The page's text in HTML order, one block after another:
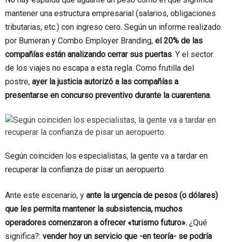
mantener una estructura empresarial (salarios, obligaciones
tributarias, etc.) con ingreso cero. Según un informe realizado
por Bumeran y Combo Employer Branding, el 20% de las
compañías están analizando cerrar sus puertas. Y el sector
de los viajes no escapa a esta regla. Como frutilla del
postre, ayer la justicia autorizó a las compañías a
presentarse en concurso preventivo durante la cuarentena.
Según coinciden los especialistas, la gente va a tardar en
recuperar la confianza de pisar un aeropuerto.
Ante este escenario, y ante la urgencia de pesos (o dólares)
que les permita mantener la subsistencia, muchos
operadores comenzaron a ofrecer «turismo futuro». ¿Qué
significa?: vender hoy un servicio que -en teoría- se podría